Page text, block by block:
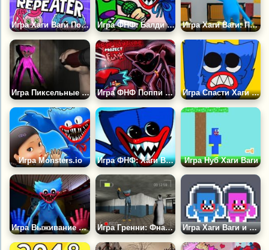
Игра Хаги Ваги Повторюшка Игра ФНФ: Балди против Хаги Ваги Игра Хаги Ваги: Паркур на Выживание
Игра Пиксельные Ночи с Хаги Ваги Игра ФНФ Поппи Плейтайм 3: Проект Фанк Игра Спасти Хаги Ваги
Игра Monsters.io Игра ФНФ: Хаги Ваги Игра Нуб Хаги Ваги
Игра Выживание с Хаги Ваги Игра Гренни: Фнаф Больница Игра Хаги Ваги и Киси Миси: Побег из Космической Станции